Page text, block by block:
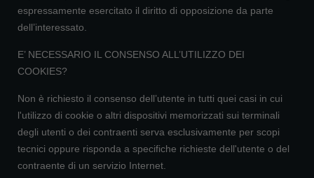
espressamente esercitato il diritto di opposizione da parte
dell’interessato.
E’ NECESSARIO IL CONSENSO ALL’UTILIZZO DEI
COOKIES?
Non è richiesto il consenso dell’utente in tutti quei casi in cui
l'utilizzo di cookie o altri dispositivi memorizzati sui terminali
degli utenti o dei contraenti serva esclusivamente per scopi
tecnici oppure risponda a specifiche richieste dell'utente o del
contraente di un servizio Internet.